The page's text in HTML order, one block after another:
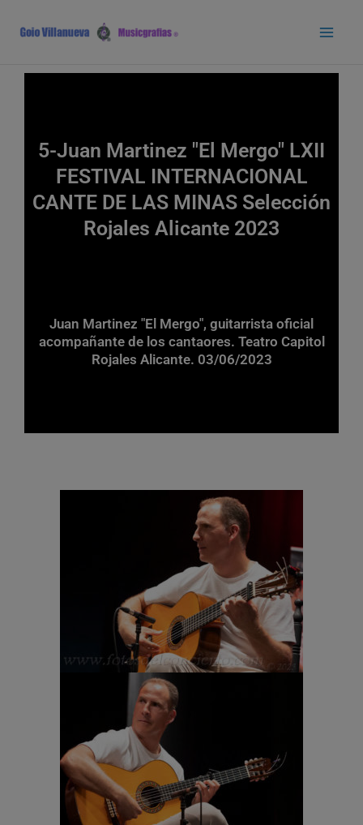
contenido
5-Juan Martinez "El Mergo" LXII
FESTIVAL INTERNACIONAL
CANTE DE LAS MINAS Selección
Rojales Alicante 2023
Juan Martinez "El Mergo", guitarrista oficial
acompañante de los cantaores. Teatro Capitol
Rojales Alicante. 03/06/2023